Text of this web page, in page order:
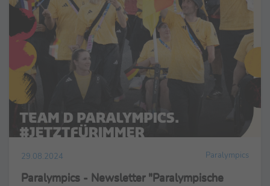
29.08.2024 Paralympics
Paralympics - Newsletter "Paralympische